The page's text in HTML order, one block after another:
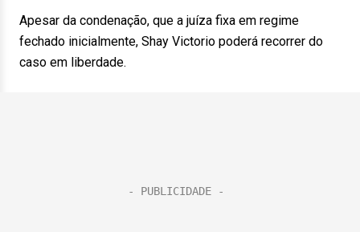
Apesar da condenação, que a juíza fixa em regime
fechado inicialmente, Shay Victorio poderá recorrer do
caso em liberdade.